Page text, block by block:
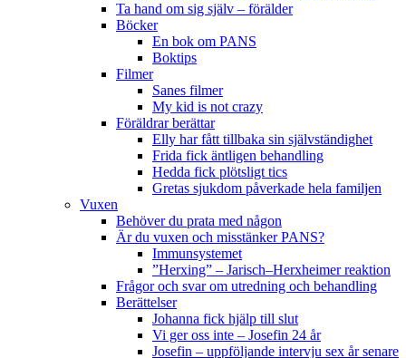
Ta hand om sig själv – förälder
Böcker
En bok om PANS
Boktips
Filmer
Sanes filmer
My kid is not crazy
Föräldrar berättar
Elly har fått tillbaka sin självständighet
Frida fick äntligen behandling
Hedda fick plötsligt tics
Gretas sjukdom påverkade hela familjen
Vuxen
Behöver du prata med någon
Är du vuxen och misstänker PANS?
Immunsystemet
”Herxing” – Jarisch–Herxheimer reaktion
Frågor och svar om utredning och behandling
Berättelser
Johanna fick hjälp till slut
Vi ger oss inte – Josefin 24 år
Josefin – uppföljande intervju sex år senare